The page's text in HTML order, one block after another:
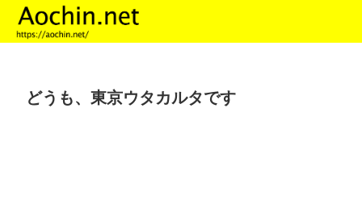
どうも、東京ウタカルタです